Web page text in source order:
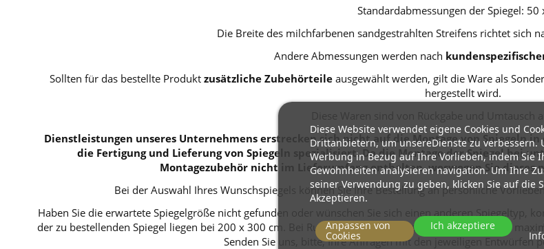
Standardabmessungen der Spiegel: 50
Die Breite des milchfarbenen sandgestrahlten Streifens richtet sich
Andere Abmessungen werden nach
Sollten für das bestellte Produkt zusätzliche Zubehörteileausgewählt werden, gilt die Ware als
hergestellt wird.
Diese Waren sind von Rückgabe und Umtausch
Dienstleistungen unseres Unternehmens erstrecken sich nicht auf die Montage von Spiegeln
die Fertigung und Lieferung von Spiegeln spezialisiert. Da die Montage der Spiegel bei
Montagezubehör nicht im Lieferumfang enthalten, weswegen Sie dieses
Bei der Auswahl Ihres Wunschspiegels können Sie Ihre Bestellung an persönliche
Haben Sie die erwartete Spiegelgröße nicht gefunden oder wünschen Sie sich einen anderen Spiegeltyp,
der zu bestellenden Spiegel liegen bei 200 x 300 cm. Bei Rundspiegeln kommt ein Durchmesser von
Senden Sie uns, bitte, Ihre Anfragen mit den jeweiligen Entwürfen
Diese Website verwendet eigene Cookies und
Drittanbietern, um unsereDienste zu verbessern.
Werbung in Bezug auf Ihre Vorlieben, indem Sie
Gewohnheiten analysieren navigation. Um Ihre
seiner Verwendung zu geben, klicken Sie auf die
Akzeptieren.
Anpassen von
Cookies
Ich akzeptiere